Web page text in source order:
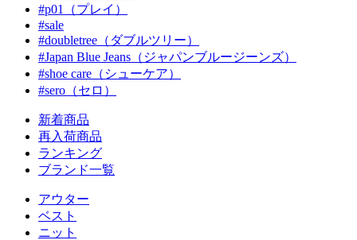
#p01（プレイ）
#sale
#doubletree（ダブルツリー）
#Japan Blue Jeans（ジャパンブルージーンズ）
#shoe care（シューケア）
#sero（セロ）
新着商品
再入荷商品
ランキング
ブランド一覧
アウター
ベスト
ニット